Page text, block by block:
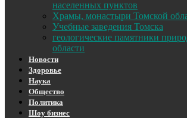
населенных пунктов
Храмы, монастыри Томской
Учебные заведения Томска
геологические памятники
области
Новости
Здоровье
Наука
Общество
Политика
Шоу бизнес